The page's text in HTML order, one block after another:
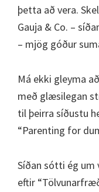
þetta að vera.
Gauja & Co. –
– mjög góður
Má ekki gleyma
með glæsilegan
til þeirra síðustu
“Parenting for
Síðan sótti ég um
eftir